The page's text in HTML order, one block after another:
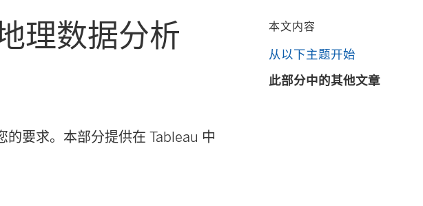
理数据分析
要求。本部分提供在 Tableau 中
本文内容
从以下主题开始
此部分中的其他文章